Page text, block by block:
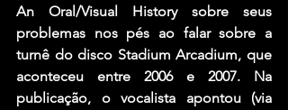
An Oral/Visual History sobre seus
problemas nos pés ao falar sobre a
turnê do disco Stadium Arcadium, que
aconteceu entre 2006 e 2007. Na
publicação, o vocalista apontou (via